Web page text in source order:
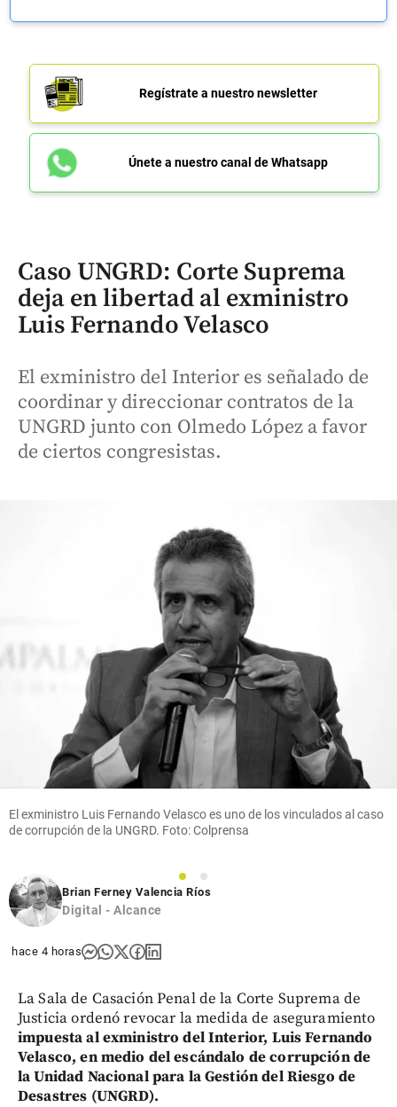
Regístrate a nuestro newsletter
Únete a nuestro canal de Whatsapp
Caso UNGRD: Corte Suprema
deja en libertad al exministro
Luis Fernando Velasco
El exministro del Interior es señalado de
coordinar y direccionar contratos de la
UNGRD junto con Olmedo López a favor
de ciertos congresistas.
El exministro Luis Fernando Velasco es uno de los vinculados al caso
de corrupción de la UNGRD. Foto: Colprensa
1
2
Brian Ferney Valencia Ríos
Digital - Alcance
hace 4 horas
La Sala de Casación Penal de la Corte Suprema de
Justicia ordenó revocar la medida de aseguramiento
impuesta al exministro del Interior, Luis Fernando
Velasco, en medio del escándalo de corrupción de
la Unidad Nacional para la Gestión del Riesgo de
Desastres (UNGRD).